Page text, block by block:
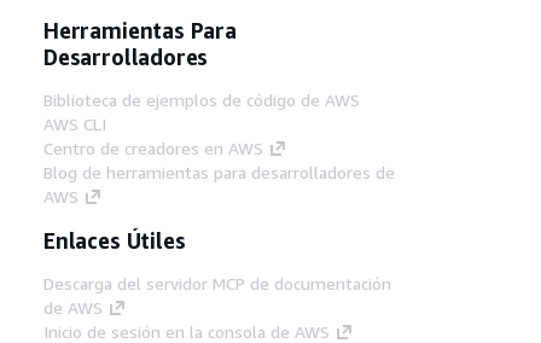
Herramientas Para
Desarrolladores
Biblioteca de ejemplos de código de AWS
AWS CLI
Centro de creadores en AWS
Blog de herramientas para desarrolladores de
AWS
Enlaces Útiles
Descarga del servidor MCP de documentación
de AWS
Inicio de sesión en la consola de AWS